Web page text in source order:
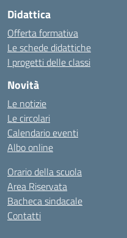
Didattica
Offerta formativa
Le schede didattiche
I progetti delle classi
Novità
Le notizie
Le circolari
Calendario eventi
Albo online
Orario della scuola
Area Riservata
Bacheca sindacale
Contatti